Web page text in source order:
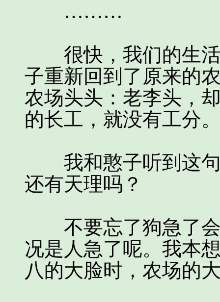
………
很快，我们的生活
子重新回到了原来的
农场头头：老李头，
的长工，就没有工分
我和憨子听到这句
还有天理吗？
不要忘了狗急了会
况是人急了呢。我本
八的大脸时，农场的